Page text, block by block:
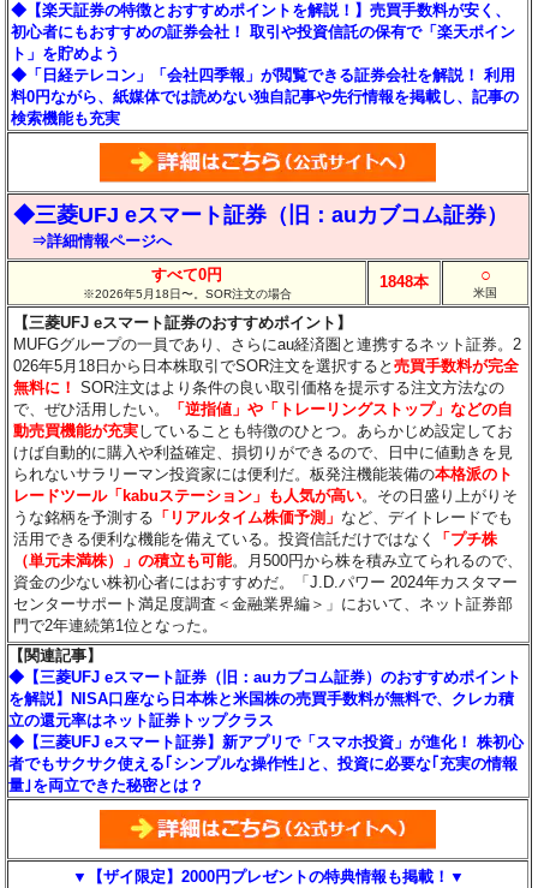
◆【楽天証券の特徴とおすすめポイントを解説！】売買手数料が安く、
初心者にもおすすめの証券会社！ 取引や投資信託の保有で「楽天ポイン
ト」を貯めよう
◆「日経テレコン」「会社四季報」が閲覧できる証券会社を解説！ 利用
料0円ながら、紙媒体では読めない独自記事や先行情報を掲載し、記事の
検索機能も充実
◆三菱UFJ eスマート証券（旧：auカブコム証券）
⇒詳細情報ページへ
すべて0円
※2026年5月18日〜。SOR注文の場合
1848本 ○
米国
【三菱UFJ eスマート証券のおすすめポイント】
MUFGグループの一員であり、さらにau経済圏と連携するネット証券。2
026年5月18日から日本株取引でSOR注文を選択すると売買手数料が完全
無料に！ SOR注文はより条件の良い取引価格を提示する注文方法なの
で、ぜひ活用したい。
「逆指値」や「トレーリングストップ」などの自
動売買機能が充実していることも特徴のひとつ。あらかじめ設定してお
けば自動的に購入や利益確定、損切りができるので、日中に値動きを見
られないサラリーマン投資家には便利だ。板発注機能装備の本格派のト
レードツール「kabuステーション」も人気が高い。その日盛り上がりそ
うな銘柄を予測する 「リアルタイム株価予測」 など、デイトレードでも
活用できる便利な機能を備えている。投資信託だけではなく
「プチ株
（単元未満株）」の積立も可能。月500円から株を積み立てられるので、
資金の少ない株初心者にはおすすめだ。「J.D.パワー 2024年カスタマー
センターサポート満足度調査＜金融業界編＞」において、ネット証券部
門で2年連続第1位となった。
【関連記事】
◆【三菱UFJ eスマート証券（旧：auカブコム証券）のおすすめポイント
を解説】NISA口座なら日本株と米国株の売買手数料が無料で、クレカ積
立の還元率はネット証券トップクラス
◆【三菱UFJ eスマート証券】新アプリで「スマホ投資」が進化！ 株初心
者でもサクサク使える｢シンプルな操作性｣と、投資に必要な｢充実の情報
量｣を両立できた秘密とは？
▼【ザイ限定】2000円プレゼントの特典情報も掲載！▼